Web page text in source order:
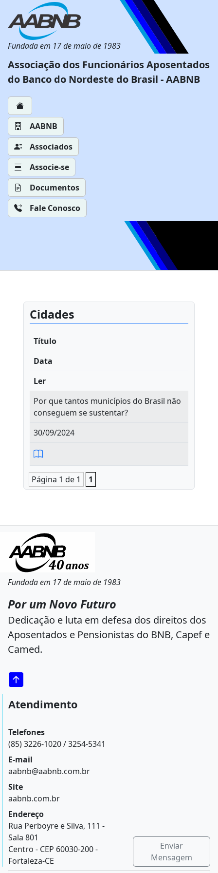
Fundada em 17 de maio de 1983
Associação dos Funcionários Aposentados
do Banco do Nordeste do Brasil - AABNB
AABNB
Associados
Associe-se
Documentos
Fale Conosco
Cidades
Título
Data
Ler
Por que tantos municípios do Brasil não
conseguem se sustentar?
30/09/2024
Página 1 de 1 1
Fundada em 17 de maio de 1983
Por um Novo Futuro
Dedicação e luta em defesa dos direitos dos
Aposentados e Pensionistas do BNB, Capef e
Camed.
Atendimento
Telefones
(85) 3226-1020 / 3254-5341
E-mail
aabnb@aabnb.com.br
Site
aabnb.com.br
Endereço
Rua Perboyre e Silva, 111 -
Sala 801
Centro - CEP 60030-200 -
Fortaleza-CE
Enviar
Mensagem